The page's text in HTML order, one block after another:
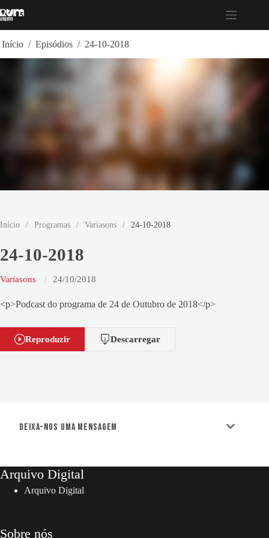
para
Início / Episódios / 24-10-2018
Início / Programas / Variasons / 24-10-2018
24-10-2018
Variasons 24/10/2018
<p>Podcast do programa de 24 de Outubro de 2018</p>
Reproduzir Descarregar
Deixa-nos uma mensagem
Arquivo Digital
Arquivo Digital
Sobre nós